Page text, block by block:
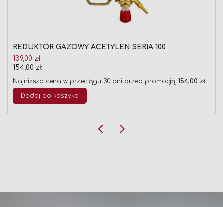
REDUKTOR GAZOWY ACETYLEN SERIA 100
Cena
promocyjna
139,00 zł
154,00 zł
Najniższa cena w przeciągu 30 dni przed promocją: 154,00 zł
Dodaj do koszyka